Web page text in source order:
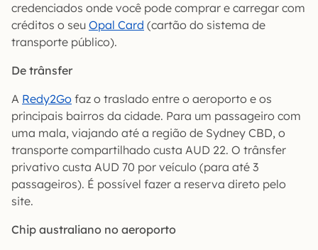
credenciados onde você pode comprar e carregar com
créditos o seu Opal Card (cartão do sistema de
transporte público).
De trânsfer
A Redy2Go faz o traslado entre o aeroporto e os
principais bairros da cidade. Para um passageiro com
uma mala, viajando até a região de Sydney CBD, o
transporte compartilhado custa AUD 22. O trânsfer
privativo custa AUD 70 por veículo (para até 3
passageiros). É possível fazer a reserva direto pelo
site.
Chip australiano no aeroporto